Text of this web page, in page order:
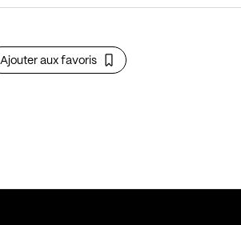
Ajouter aux favoris